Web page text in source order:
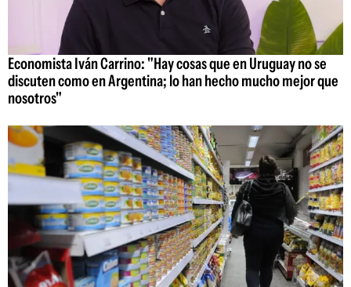
Economista Iván Carrino: "Hay cosas que en Uruguay no se
discuten como en Argentina; lo han hecho mucho mejor que
nosotros"